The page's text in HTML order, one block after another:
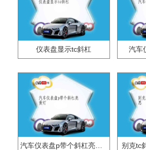
仪表盘显示tc斜杠 汽车
别克tc